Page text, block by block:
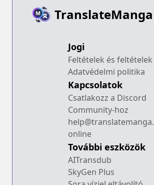
TranslateManga
Jogi
Feltételek és feltételek
Adatvédelmi politika
Kapcsolatok
Csatlakozz a Discord
Community-hoz
help@translatemanga.
online
További eszközök
AITransdub
SkyGen Plus